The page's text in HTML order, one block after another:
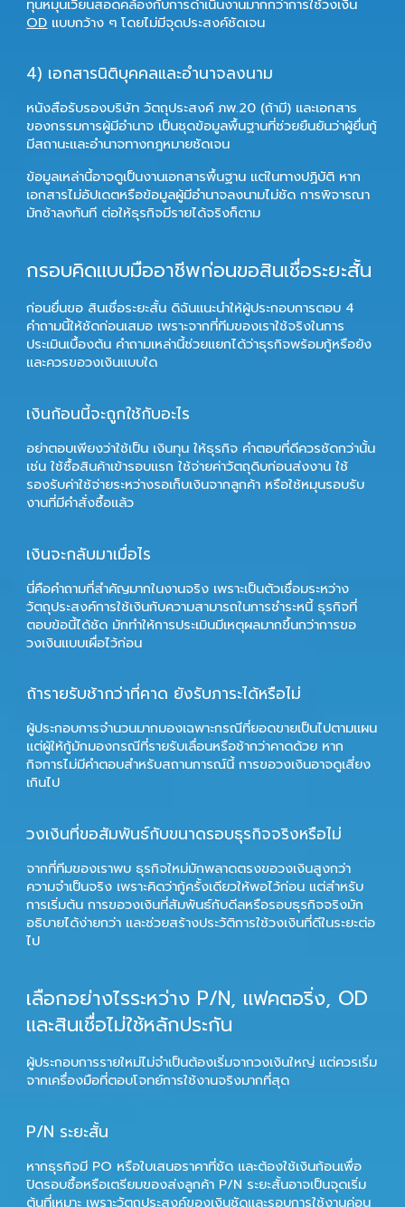
ทุนหมุนเวียนสอดคล้องกับการดำเนินงานมากกว่าการใช้วงเงิน
OD แบบกว้าง ๆ โดยไม่มีจุดประสงค์ชัดเจน
4) เอกสารนิติบุคคลและอำนาจลงนาม
หนังสือรับรองบริษัท วัตถุประสงค์ ภพ.20 (ถ้ามี) และเอกสาร
ของกรรมการผู้มีอำนาจ เป็นชุดข้อมูลพื้นฐานที่ช่วยยืนยันว่าผู้ยื่นกู้
มีสถานะและอำนาจทางกฎหมายชัดเจน
ข้อมูลเหล่านี้อาจดูเป็นงานเอกสารพื้นฐาน แต่ในทางปฏิบัติ หาก
เอกสารไม่อัปเดตหรือข้อมูลผู้มีอำนาจลงนามไม่ชัด การพิจารณา
มักช้าลงทันที ต่อให้ธุรกิจมีรายได้จริงก็ตาม
กรอบคิดแบบมืออาชีพก่อนขอสินเชื่อระยะสั้น
ก่อนยื่นขอ สินเชื่อระยะสั้น ดิฉันแนะนำให้ผู้ประกอบการตอบ 4
คำถามนี้ให้ชัดก่อนเสมอ เพราะจากที่ทีมของเราใช้จริงในการ
ประเมินเบื้องต้น คำถามเหล่านี้ช่วยแยกได้ว่าธุรกิจพร้อมกู้หรือยัง
และควรขอวงเงินแบบใด
เงินก้อนนี้จะถูกใช้กับอะไร
อย่าตอบเพียงว่าใช้เป็น เงินทุน ให้ธุรกิจ คำตอบที่ดีควรชัดกว่านั้น
เช่น ใช้ซื้อสินค้าเข้ารอบแรก ใช้จ่ายค่าวัตถุดิบก่อนส่งงาน ใช้
รองรับค่าใช้จ่ายระหว่างรอเก็บเงินจากลูกค้า หรือใช้หมุนรอบรับ
งานที่มีคำสั่งซื้อแล้ว
เงินจะกลับมาเมื่อไร
นี่คือคำถามที่สำคัญมากในงานจริง เพราะเป็นตัวเชื่อมระหว่าง
วัตถุประสงค์การใช้เงินกับความสามารถในการชำระหนี้ ธุรกิจที่
ตอบข้อนี้ได้ชัด มักทำให้การประเมินมีเหตุผลมากขึ้นกว่าการขอ
วงเงินแบบเผื่อไว้ก่อน
ถ้ารายรับช้ากว่าที่คาด ยังรับภาระได้หรือไม่
ผู้ประกอบการจำนวนมากมองเฉพาะกรณีที่ยอดขายเป็นไปตามแผน
แต่ผู้ให้กู้มักมองกรณีที่รายรับเลื่อนหรือช้ากว่าคาดด้วย หาก
กิจการไม่มีคำตอบสำหรับสถานการณ์นี้ การขอวงเงินอาจดูเสี่ยง
เกินไป
วงเงินที่ขอสัมพันธ์กับขนาดรอบธุรกิจจริงหรือไม่
จากที่ทีมของเราพบ ธุรกิจใหม่มักพลาดตรงขอวงเงินสูงกว่า
ความจำเป็นจริง เพราะคิดว่ากู้ครั้งเดียวให้พอไว้ก่อน แต่สำหรับ
การเริ่มต้น การขอวงเงินที่สัมพันธ์กับดีลหรือรอบธุรกิจจริงมัก
อธิบายได้ง่ายกว่า และช่วยสร้างประวัติการใช้วงเงินที่ดีในระยะต่อ
ไป
เลือกอย่างไรระหว่าง P/N, แฟคตอริ่ง, OD
และสินเชื่อไม่ใช้หลักประกัน
ผู้ประกอบการรายใหม่ไม่จำเป็นต้องเริ่มจากวงเงินใหญ่ แต่ควรเริ่ม
จากเครื่องมือที่ตอบโจทย์การใช้งานจริงมากที่สุด
P/N ระยะสั้น
หากธุรกิจมี PO หรือใบเสนอราคาที่ชัด และต้องใช้เงินก้อนเพื่อ
ปิดรอบซื้อหรือเตรียมของส่งลูกค้า P/N ระยะสั้นอาจเป็นจุดเริ่ม
ต้นที่เหมาะ เพราะวัตถุประสงค์ของเงินชัดและรอบการใช้งานค่อน